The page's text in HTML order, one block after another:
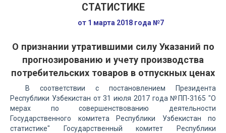
СТАТИСТИКЕ
от 1 марта 2018 года №7
О признании утратившими силу Указаний по
прогнозированию и учету производства
потребительских товаров в отпускных ценах
В соответствии с постановлением Президента
Республики Узбекистан от 31 июля 2017 года №ПП-3165 "О
мерах по совершенствованию деятельности
Государственного комитета Республики Узбекистан по
статистике" Государственный комитет Республики